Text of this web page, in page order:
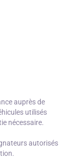
auprès de
utilisés
nécessaire.
autorisés